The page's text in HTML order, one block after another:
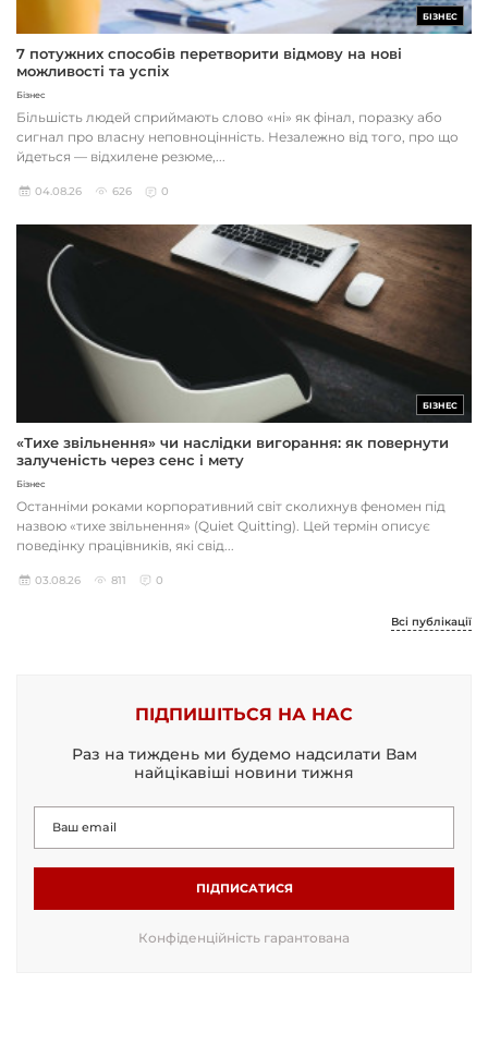
БІЗНЕС
7 потужних способів перетворити відмову на нові
можливості та успіх
Бізнес
Більшість людей сприймають слово «ні» як фінал, поразку або
сигнал про власну неповноцінність. Незалежно від того, про що
йдеться — відхилене резюме,...
04.08.26 626 0
БІЗНЕС
«Тихе звільнення» чи наслідки вигорання: як повернути
залученість через сенс і мету
Бізнес
Останніми роками корпоративний світ сколихнув феномен під
назвою «тихе звільнення» (Quiet Quitting). Цей термін описує
поведінку працівників, які свід...
03.08.26 811 0
Всі публікації
ПІДПИШІТЬСЯ НА НАС
Раз на тиждень ми будемо надсилати Вам
найцікавіші новини тижня
ПІДПИСАТИСЯ
Конфіденційність гарантована